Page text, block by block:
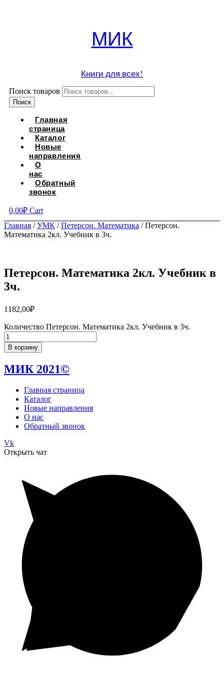
МИК
Книги для всех!
Поиск товаров
Поиск
Главная
страница
Каталог
Новые
направления
О
нас
Обратный
звонок
0,00₽ Cart
Главная /УМК /Петерсон. Математика / Петерсон.
Математика 2кл. Учебник в 3ч.
Петерсон. Математика 2кл. Учебник в
3ч.
1182,00₽
Количество Петерсон. Математика 2кл. Учебник в 3ч.
В корзину
МИК 2021©
Главная страница
Каталог
Новые направления
О нас
Обратный звонок
Vk
Открыть чат